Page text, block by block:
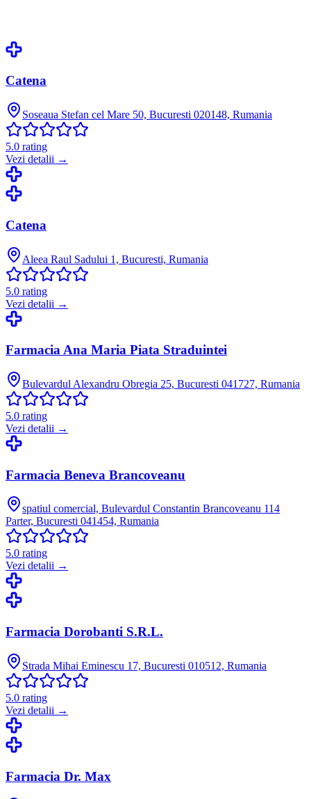
Catena
Soseaua Stefan cel Mare 50, Bucuresti 020148, Rumania
5.0 rating
Vezi detalii →
Catena
Aleea Raul Sadului 1, Bucuresti, Rumania
5.0 rating
Vezi detalii →
Farmacia Ana Maria Piata Straduintei
Bulevardul Alexandru Obregia 25, Bucuresti 041727, Rumania
5.0 rating
Vezi detalii →
Farmacia Beneva Brancoveanu
spatiul comercial, Bulevardul Constantin Brancoveanu 114
Parter, Bucuresti 041454, Rumania
5.0 rating
Vezi detalii →
Farmacia Dorobanti S.R.L.
Strada Mihai Eminescu 17, Bucuresti 010512, Rumania
5.0 rating
Vezi detalii →
Farmacia Dr. Max